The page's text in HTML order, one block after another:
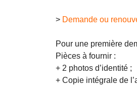
> Demande ou
Pour une première
Pièces à fournir :
+ 2 photos d’identité ;
+ Copie intégrale de